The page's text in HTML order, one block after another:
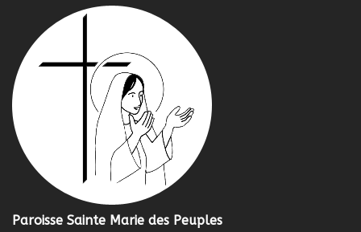
Paroisse Sainte Marie des Peuples